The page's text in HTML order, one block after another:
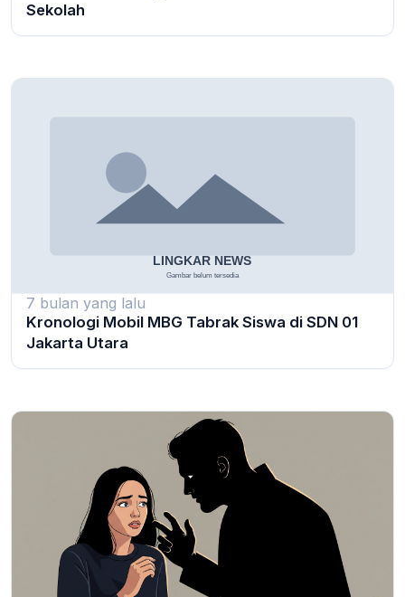
Sekolah
7 bulan yang lalu
Kronologi Mobil MBG Tabrak Siswa di SDN 01
Jakarta Utara